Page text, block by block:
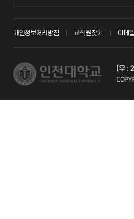
교무회의방송
시설예약
개인정보처리방침 교직원찾기 이메
(우 :